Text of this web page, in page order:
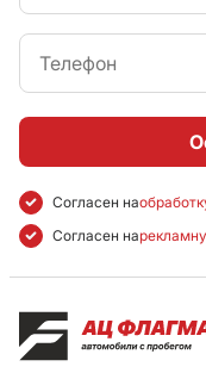
Согласен на
Согласен на